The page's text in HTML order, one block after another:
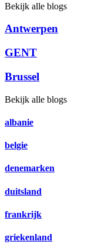
Bekijk alle blogs
Antwerpen
GENT
Brussel
Bekijk alle blogs
albanie
belgie
denemarken
duitsland
frankrijk
griekenland